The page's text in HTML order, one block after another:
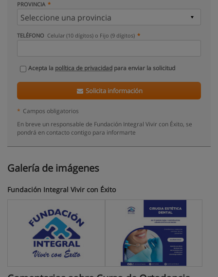
PROVINCIA
TELÉFONO Celular (10 dígitos) o Fijo (9 dígitos)
Acepta la política de privacidad para enviar la solicitud
Solicita información
* Campos obligatorios
En breve un responsable de Fundación Integral Vivir con Éxito, se
pondrá en contacto contigo para informarte
Galería de imágenes
Fundación Integral Vivir con Éxito